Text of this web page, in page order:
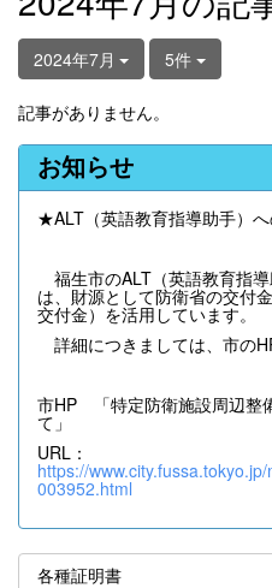
2024年7月 5件
記事がありません。
お知らせ
★ALT（英語教育指導助手）
福生市のALT（英語教育指
は、財源として防衛省の交付
交付金）を活用しています。
詳細につきましては、市の
市HP 「特定防衛施設周辺整
て」
URL：
https://
003952.html
各種証明書